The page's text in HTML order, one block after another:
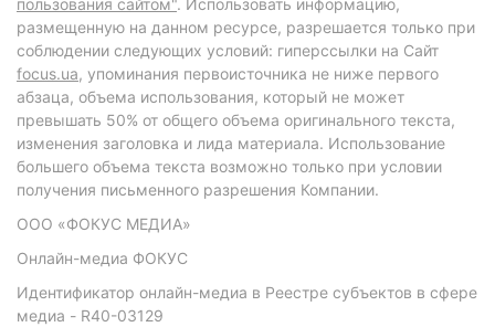
пользования сайтом". Использовать информацию,
размещенную на данном ресурсе, разрешается только при
соблюдении следующих условий: гиперссылки на Сайт
focus.ua, упоминания первоисточника не ниже первого
абзаца, объема использования, который не может
превышать 50% от общего объема оригинального текста,
изменения заголовка и лида материала. Использование
большего объема текста возможно только при условии
получения письменного разрешения Компании.
ООО «ФОКУС МЕДИА»
Онлайн-медиа ФОКУС
Идентификатор онлайн-медиа в Реестре субъектов в сфере
медиа - R40-03129